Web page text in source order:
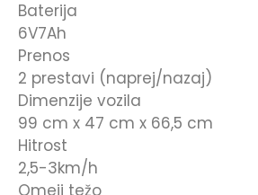
Baterija
6V7Ah
Prenos
2 prestavi (naprej/nazaj)
Dimenzije vozila
99 cm x 47 cm x 66,5 cm
Hitrost
2,5-3km/h
Omeji težo